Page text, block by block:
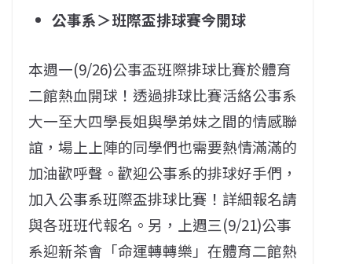
公事系＞班際盃排球賽今開球
本週一(9/26)公事盃班際排球比賽於體育
二館熱血開球！透過排球比賽活絡公事系
大一至大四學長姐與學弟妹之間的情感聯
誼，場上上陣的同學們也需要熱情滿滿的
加油歡呼聲。歡迎公事系的排球好手們，
加入公事系班際盃排球比賽！詳細報名請
與各班班代報名。另，上週三(9/21)公事
系迎新茶會「命運轉轉樂」在體育二館熱